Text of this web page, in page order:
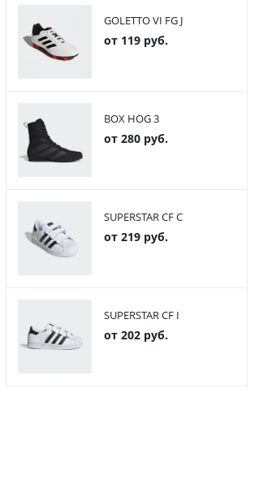
GOLETTO VI FG J
от 119 руб.
BOX HOG 3
от 280 руб.
SUPERSTAR CF C
от 219 руб.
SUPERSTAR CF I
от 202 руб.